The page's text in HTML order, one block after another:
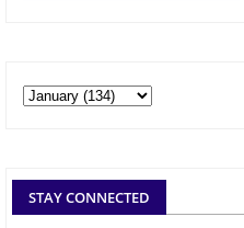
STAY CONNECTED